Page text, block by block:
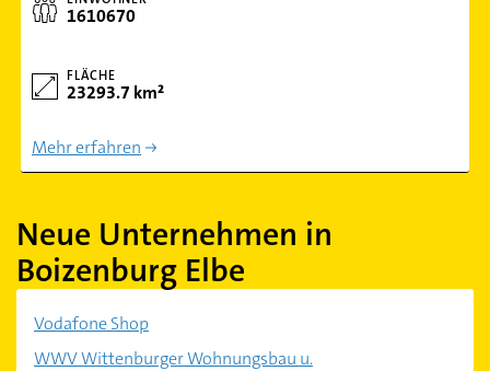
1610670
FLÄCHE
23293.7 km²
Mehr erfahren
Neue Unternehmen in
Boizenburg Elbe
Vodafone Shop
WWV Wittenburger Wohnungsbau u.